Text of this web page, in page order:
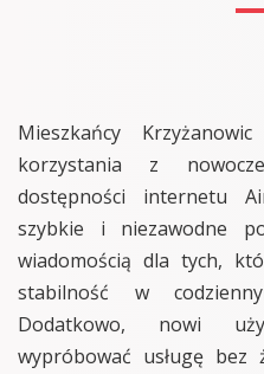
Mieszkańcy
korzystania z
dostępności internetu
szybkie i niezawodne
wiadomością dla tych,
stabilność w
Dodatkowo, nowi
wypróbować usługę bez